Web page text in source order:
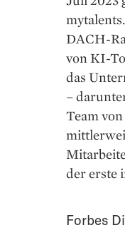
DACH-
von KI-
das
–
Team
der erste
Forbes